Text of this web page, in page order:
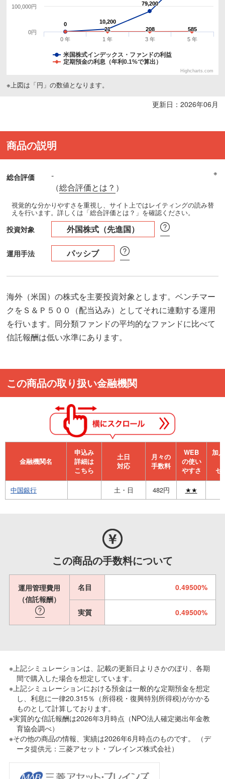
0
0 10,200
10,200
79,200
79,200
21
21 208
208 585
585
米国株式インデックス・ファンドの利益
定期預金の利息（年利0.1%で算出）
0 年 1 年 3 年 5 年
0円
100,000円
Highcharts.com
※上図は「円」の数値となります。
更新日：2026年06月
商品の説明
総合評価
-
（総合評価とは？ ）
※
視覚的な分かりやすさを重視し、サイト上ではレイティングの読み替
えを行います。詳しくは「総合評価とは？」を確認ください。
投資対象 外国株式（先進国）
運用手法 パッシブ
海外（米国）の株式を主要投資対象とします。ベンチマー
クをＳ＆Ｐ５００（配当込み）としてそれに連動する運用
を行います。同分類ファンドの平均的なファンドに比べて
信託報酬は低い水準にあります。
この商品の取り扱い金融機関
金融機関名
申込み
詳細は
こちら
⼟⽇
対応
月々の
手数料
WEB
の使い
やすさ
加
セ
中国銀行 土・日 482円 ★★
この商品の手数料について
運用管理費用
（信託報酬）
名目 0.49500%
実質 0.49500%
※上記シミュレーションは、記載の更新日よりさかのぼり、各期
間で購入した場合を想定しています。
※上記シミュレーションにおける預金は一般的な定期預金を想定
し、利息に一律20.315％（所得税・復興特別所得税)がかかる
ものとして計算しております。
※実質的な信託報酬は2026年3月時点（NPO法人確定拠出年金教
育協会調べ）
※その他の商品の情報、実績は2026年6月時点のものです。 （デ
ータ提供元：三菱アセット・ブレインズ株式会社）